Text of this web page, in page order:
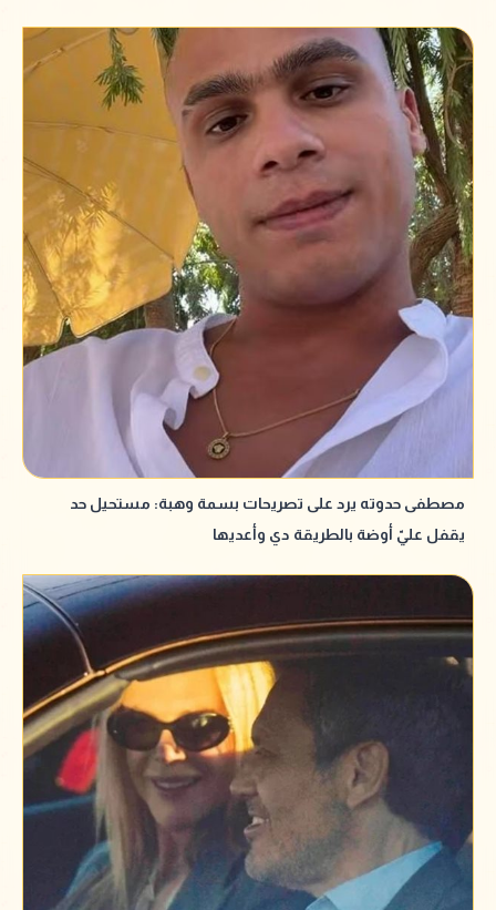
مصطفى حدوته يرد على تصريحات بسمة وهبة: مستحيل حد
يقفل عليّ أوضة بالطريقة دي وأعديها